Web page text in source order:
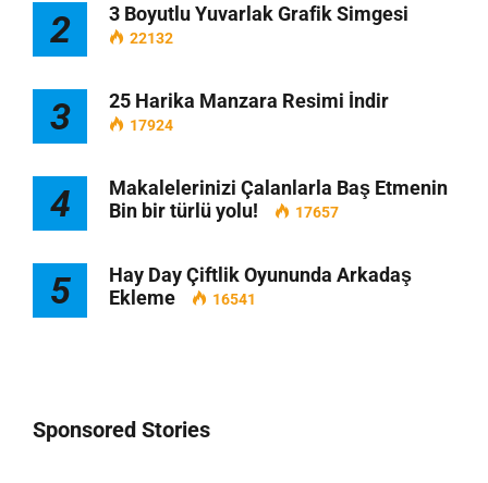
2 3 Boyutlu Yuvarlak Grafik Simgesi
22132
3 25 Harika Manzara Resimi İndir
17924
4
Makalelerinizi Çalanlarla Baş Etmenin
Bin bir türlü yolu!
17657
5
Hay Day Çiftlik Oyununda Arkadaş
Ekleme
16541
Sponsored Stories